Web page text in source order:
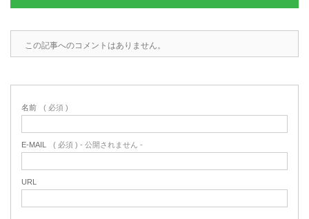
この記事へのコメントはありません。
名前 ( 必須 )
E-MAIL ( 必須 ) - 公開されません -
URL